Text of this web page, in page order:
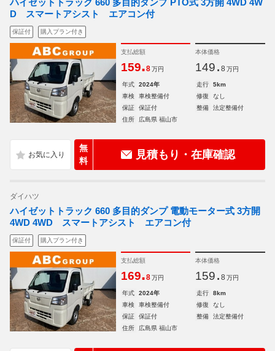
ハイゼットトラック 660 多目的ダンプ PTO式 3方開 4WD 4W
D スマートアシスト エアコン付
保証付 購入プラン付き
支払総額
159.8 万円
本体価格
149. 8 万円
年式 2024年 走行
5km
車検
車検整備付 修復
なし
保証
保証付 整備
法定整備付
住所
広島県 福山市
無
料
見積もり・在庫確認
ダイハツ
ハイゼットトラック 660 多目的ダンプ 電動モーター式 3方開
4WD 4WD スマートアシスト エアコン付
保証付 購入プラン付き
支払総額
169.8 万円
本体価格
159. 8 万円
年式 2024年 走行
8km
車検
車検整備付 修復
なし
保証
保証付 整備
法定整備付
住所
広島県 福山市